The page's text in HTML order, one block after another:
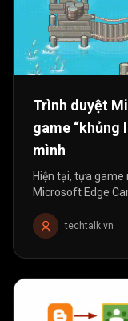
Trình duyệt
game “khủng
mình
Hiện tại, tựa
Microsoft Edge
những trình duyệt
techtalk.vn